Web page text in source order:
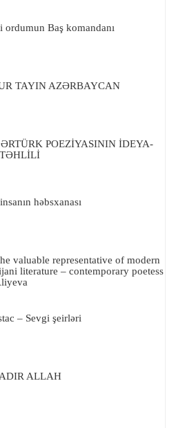
ordumun Baş komandanı
TAYIN AZƏRBAYCAN
POEZİYASININ İDEYA-
həbsxanası
valuable representative of modern
literature – contemporary poetess
– Sevgi şeirləri
ALLAH